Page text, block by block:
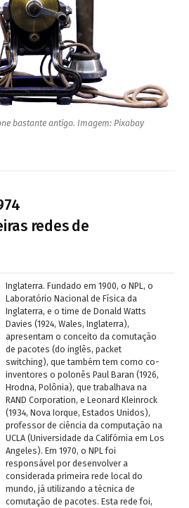
bastante antigo. Imagem: Pixabay
redes de
Inglaterra. Fundado em 1900, o NPL, o
Laboratório Nacional de Física da
Inglaterra, e o time de Donald Watts
Davies (1924, Wales, Inglaterra),
apresentam o conceito da comutação
de pacotes (do inglês, packet
switching), que também tem como co-
inventores o polonês Paul Baran (1926,
Hrodna, Polônia), que trabalhava na
RAND Corporation, e Leonard Kleinrock
(1934, Nova Iorque, Estados Unidos),
professor de ciência da computação na
UCLA (Universidade da Califórnia em Los
Angeles). Em 1970, o NPL foi
responsável por desenvolver a
considerada primeira rede local do
mundo, já utilizando a técnica de
comutação de pacotes. Esta rede foi,